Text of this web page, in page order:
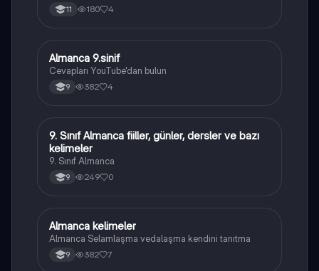
11 180 4
Almanca
Almanca 9.sinif
Cevapları YouTube'dan bulun
9 382 4
Almanca
9. Sınıf Almanca fiiller, günler, dersler ve bazı
kelimeler
9. Sınıf Almanca
9 249 0
Almanca
Almanca kelimeler
Almanca Selamlaşma vedalaşma kendini tanıtma
9 382 7